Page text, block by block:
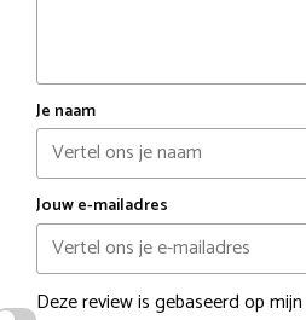
Je naam
Jouw e-mailadres
Deze review is gebaseerd op